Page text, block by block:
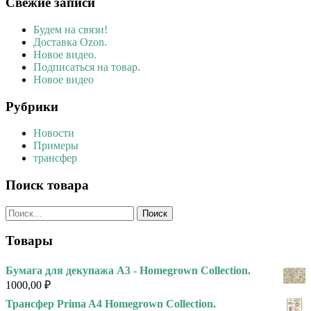
Будем на связи!
Доставка Ozon.
Новое видео.
Подписаться на товар.
Новое видео
Рубрики
Новости
Примеры
трансфер
Поиск товара
Найти:
Товары
Бумага для декупажа А3 - Homegrown Collection.
1000,00 ₽
Трансфер Prima A4 Homegrown Collection.